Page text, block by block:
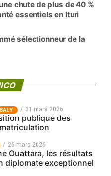
chute de plus de 40 %
essentiels en Ituri
sélectionneur de la
31 mars 2026
publique des
26 mars 2026
Ouattara, les résultats
diplomate exceptionnel